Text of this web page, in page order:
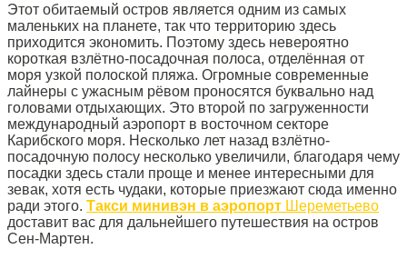
Этот обитаемый остров является одним из самых
маленьких на планете, так что территорию здесь
приходится экономить. Поэтому здесь невероятно
короткая взлётно-посадочная полоса, отделённая от
моря узкой полоской пляжа. Огромные современные
лайнеры с ужасным рёвом проносятся буквально над
головами отдыхающих. Это второй по загруженности
международный аэропорт в восточном секторе
Карибского моря. Несколько лет назад взлётно-
посадочную полосу несколько увеличили, благодаря чему
посадки здесь стали проще и менее интересными для
зевак, хотя есть чудаки, которые приезжают сюда именно
ради этого. Такси минивэн в аэропорт Шереметьево
доставит вас для дальнейшего путешествия на остров
Сен-Мартен.